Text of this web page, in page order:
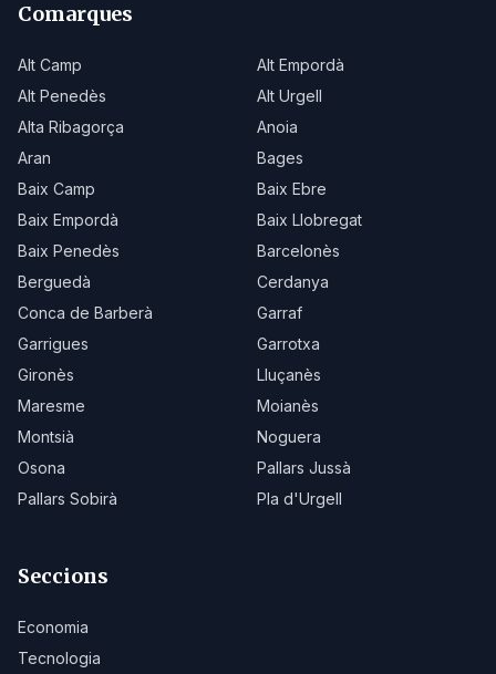
Comarques
Alt Camp
Alt Empordà
Alt Penedès
Alt Urgell
Alta Ribagorça
Anoia
Aran
Bages
Baix Camp
Baix Ebre
Baix Empordà
Baix Llobregat
Baix Penedès
Barcelonès
Berguedà
Cerdanya
Conca de Barberà
Garraf
Garrigues
Garrotxa
Gironès
Lluçanès
Maresme
Moianès
Montsià
Noguera
Osona
Pallars Jussà
Pallars Sobirà
Pla d'Urgell
Seccions
Economia
Tecnologia